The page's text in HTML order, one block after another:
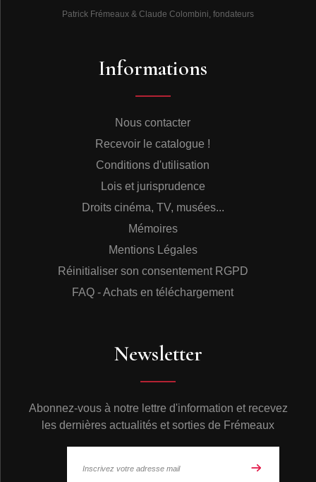
Patrick Frémeaux & Claude Colombini, fondateurs
Informations
Nous contacter
Recevoir le catalogue !
Conditions d'utilisation
Lois et jurisprudence
Droits cinéma, TV, musées...
Mémoires
Mentions Légales
Réinitialiser son consentement RGPD
FAQ - Achats en téléchargement
Newsletter
Abonnez-vous à notre lettre d'information et recevez
les dernières actualités et sorties de Frémeaux